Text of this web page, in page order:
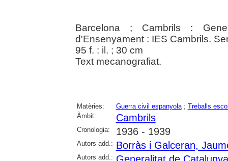
Barcelona ; Cambrils :
d'Ensenyament : IES Cambrils.
95 f. : il. ; 30 cm
Text mecanografiat.
Matèries: Guerra civil espanyola; Treballs
Àmbit:
Cambrils
Cronologia: 1936 - 1939
Autors add.: Borràs i Galceran,
Autors add.: